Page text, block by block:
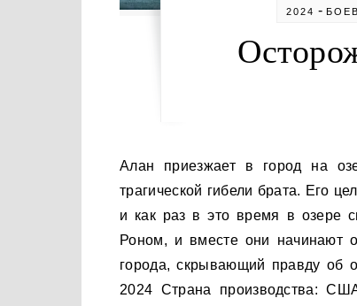
2024 -
Алан приезжает в город на озере Хавасу, который он покинул двадцать лет назад после
трагической гибели брата. Его
и как раз в это время в озере
Роном, и вместе они начинают
города, скрывающий правду об
2024 Страна производства: